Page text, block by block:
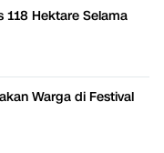
118 Hektare Selama
Warga di Festival